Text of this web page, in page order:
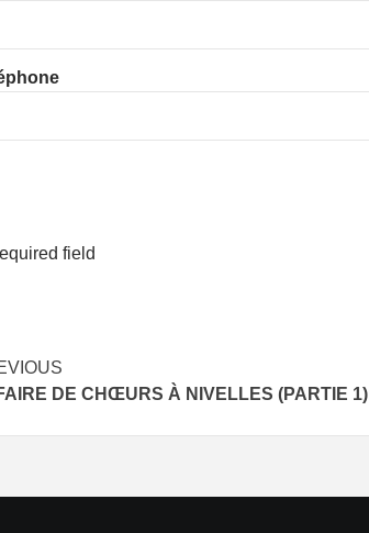
field
DE CHŒURS À NIVELLES (PARTIE 1)